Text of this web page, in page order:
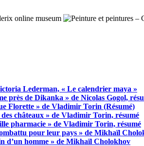
Lederman, « Le calendrier maya »
près de Dikanka » de Nicolas Gogol,
Florette » de Vladimir Torin (Résumé)
des châteaux » de Vladimir Torin, résumé
pharmacie » de Vladimir Torin, résumé
pour leur pays » de Mikhaïl
d’un homme » de Mikhaïl Cholokhov